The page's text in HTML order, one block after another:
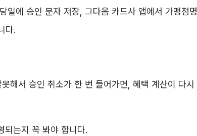
일에 승인 문자 저장, 그다음 카드사 앱에서 가맹점명
다.
해서 승인 취소가 한 번 들어가면, 혜택 계산이 다시
되는지 꼭 봐야 합니다.